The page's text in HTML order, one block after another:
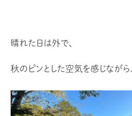
晴れた日は外で、
秋のピンとした空気を感じながら、